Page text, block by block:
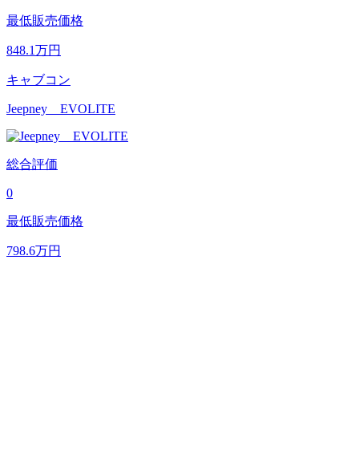
最低販売価格
848.1万円
キャブコン
Jeepney EVOLITE
総合評価
0
最低販売価格
798.6万円